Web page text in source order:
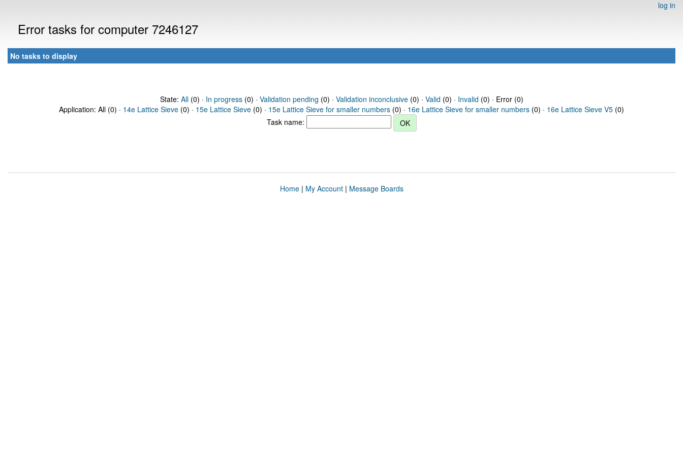
log in
Error tasks for computer 7246127
No tasks to display
State: All(0) · In progress(0) · Validation pending (0) · Validation inconclusive(0) · Valid (0) · Invalid (0) · Error (0)
Application: All (0) · 14e Lattice Sieve (0) · 15e Lattice Sieve (0) · 15e Lattice Sieve for smaller numbers (0) · 16e Lattice Sieve for smaller numbers (0) · 16e Lattice Sieve V5 (0)
Task name:
Home| My Account| Message Boards